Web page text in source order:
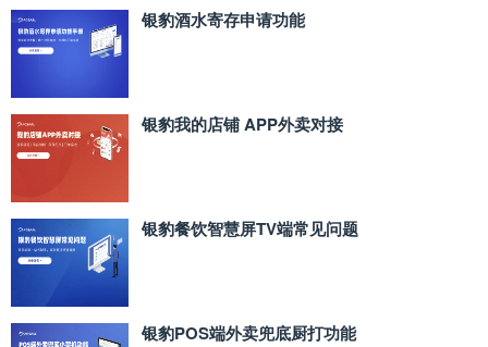
银豹酒水寄存申请功能
银豹我的店铺 APP外卖对接
银豹餐饮智慧屏TV端常见问题
银豹POS端外卖兜底厨打功能